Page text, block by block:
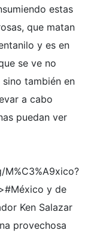
estas
que matan
y es en
se ve no
también en
a cabo
puedan ver
y de
Ken Salazar
provechosa